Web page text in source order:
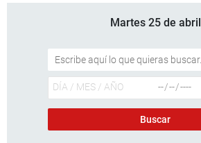
Martes 25 de abril